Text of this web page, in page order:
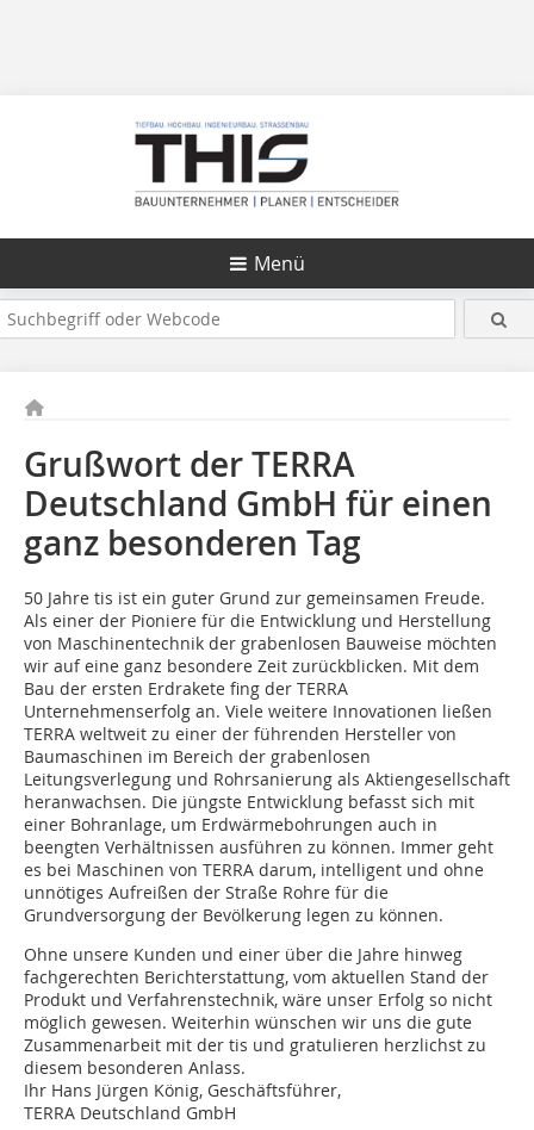
Menü
Grußwort der TERRA
Deutschland GmbH für einen
ganz besonderen Tag
50 Jahre tis ist ein guter Grund zur gemeinsamen Freude.
Als einer der Pioniere für die Entwicklung und Herstellung
von Maschinentechnik der grabenlosen Bauweise möchten
wir auf eine ganz besondere Zeit zurückblicken. Mit dem
Bau der ersten Erdrakete fing der TERRA
Unternehmenserfolg an. Viele weitere Innovationen ließen
TERRA weltweit zu einer der führenden Hersteller von
Baumaschinen im Bereich der grabenlosen
Leitungsverlegung und Rohrsanierung als Aktiengesellschaft
heranwachsen. Die jüngste Entwicklung befasst sich mit
einer Bohranlage, um Erdwärmebohrungen auch in
beengten Verhältnissen ausführen zu können. Immer geht
es bei Maschinen von TERRA darum, intelligent und ohne
unnötiges Aufreißen der Straße Rohre für die
Grundversorgung der Bevölkerung legen zu können.
Ohne unsere Kunden und einer über die Jahre hinweg
fachgerechten Berichterstattung, vom aktuellen Stand der
Produkt und Verfahrenstechnik, wäre unser Erfolg so nicht
möglich gewesen. Weiterhin wünschen wir uns die gute
Zusammenarbeit mit der tis und gratulieren herzlichst zu
diesem besonderen Anlass.
Ihr Hans Jürgen König, Geschäftsführer,
TERRA Deutschland GmbH